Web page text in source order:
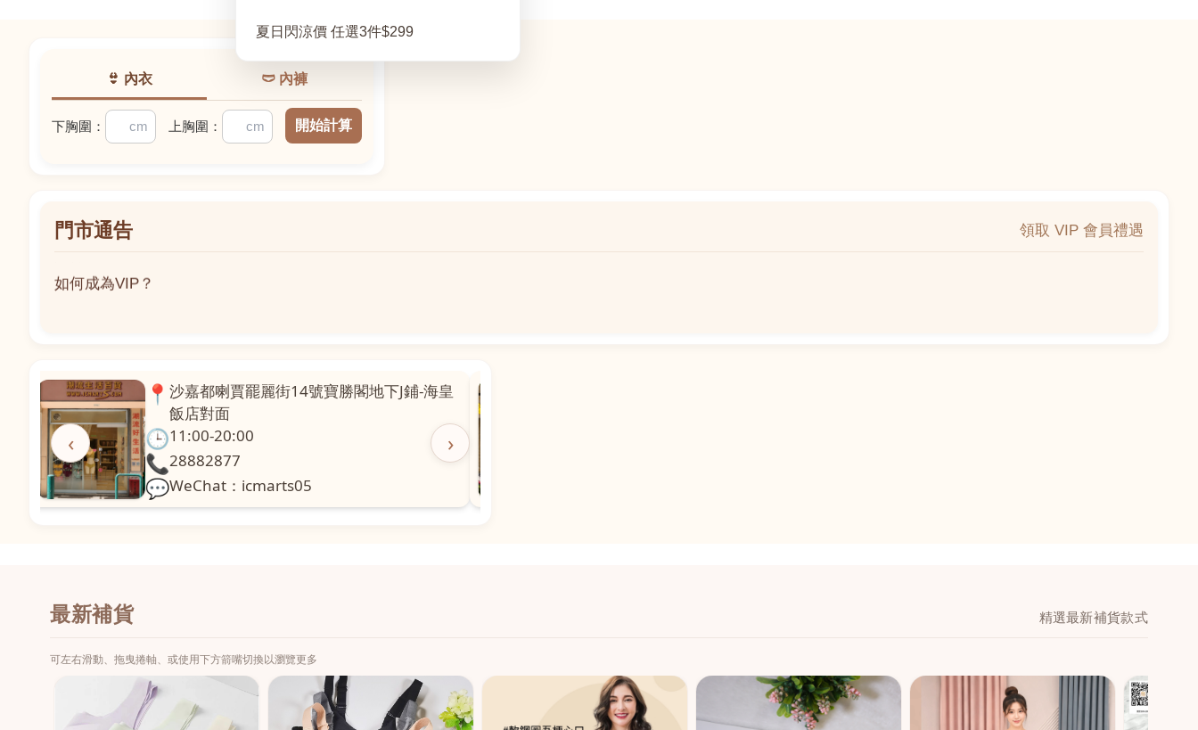
夏日閃涼價 任選3件$299
👙 內衣 🩲 內褲
下胸圍： 上胸圍： 開始計算
門市通告
領取 VIP 會員禮遇
如何成為VIP？
‹ ›
📍澳門啤利喇街121號珍興樓L1舖 粵華廣場對
面
🕒11:00-20:00
📞28331971
💬WeChat：icmarts02
最新補貨 精選最新補貨款式
可左右滑動、拖曳捲軸、或使用下方箭嘴切換以瀏覽更多